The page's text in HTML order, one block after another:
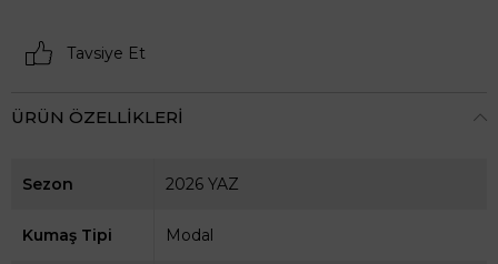
Tavsiye Et
ÜRÜN ÖZELLIKLERI
Sezon 2026 YAZ
Kumaş Tipi Modal